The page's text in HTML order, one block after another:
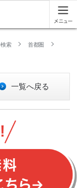
索
首都圏
一覧へ戻る